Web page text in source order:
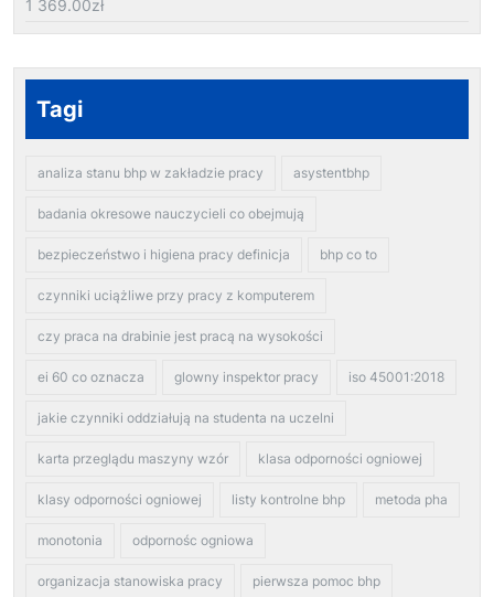
1 369.00zł
Tagi
analiza stanu bhp w zakładzie pracy asystentbhp
badania okresowe nauczycieli co obejmują
bezpieczeństwo i higiena pracy definicja bhp co to
czynniki uciążliwe przy pracy z komputerem
czy praca na drabinie jest pracą na wysokości
ei 60 co oznacza glowny inspektor pracy iso 45001:2018
jakie czynniki oddziałują na studenta na uczelni
karta przeglądu maszyny wzór klasa odporności ogniowej
klasy odporności ogniowej listy kontrolne bhp metoda pha
monotonia odpornośc ogniowa
organizacja stanowiska pracy pierwsza pomoc bhp